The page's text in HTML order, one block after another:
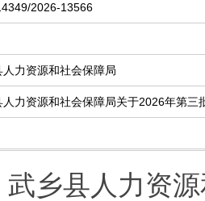
2026-13566
人力资源和社会保障局
人力资源和社会保障局关于2026年第三
武乡县人力资